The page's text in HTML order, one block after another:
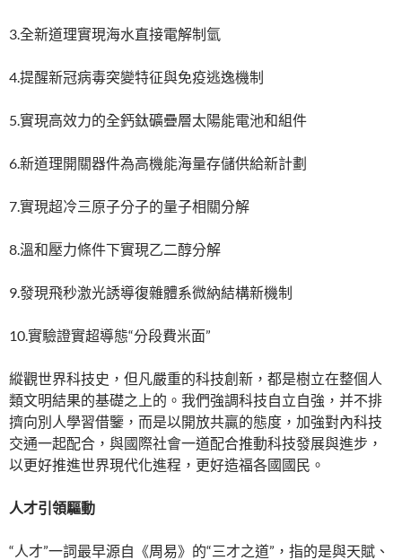
3.全新道理實現海水直接電解制氫
4.提醒新冠病毒突變特征與免疫逃逸機制
5.實現高效力的全鈣鈦礦疊層太陽能電池和組件
6.新道理開關器件為高機能海量存儲供給新計劃
7.實現超冷三原子分子的量子相關分解
8.溫和壓力條件下實現乙二醇分解
9.發現飛秒激光誘導復雜體系微納結構新機制
10.實驗證實超導態“分段費米面”
縱觀世界科技史，但凡嚴重的科技創新，都是樹立在整個人
類文明結果的基礎之上的。我們強調科技自立自強，并不排
擠向別人學習借鑒，而是以開放共贏的態度，加強對內科技
交通一起配合，與國際社會一道配合推動科技發展與進步，
以更好推進世界現代化進程，更好造福各國國民。
人才引領驅動
“人才”一詞最早源自《周易》的“三才之道”，指的是與天賦、